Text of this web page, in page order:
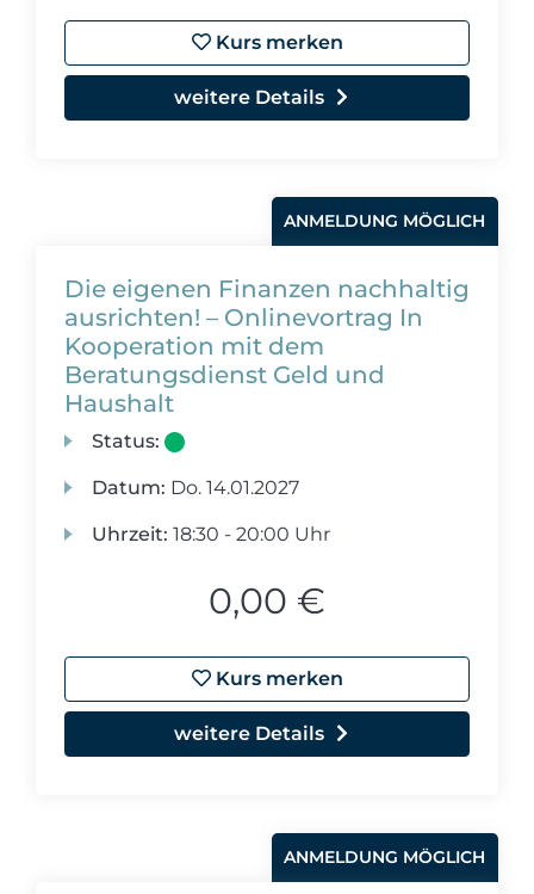
Kurs merken
weitere Details
ANMELDUNG MÖGLICH
Die eigenen Finanzen nachhaltig
ausrichten! – Onlinevortrag In
Kooperation mit dem
Beratungsdienst Geld und
Haushalt
Status:
Datum: Do. 14.01.2027
Uhrzeit: 18:30 - 20:00 Uhr
0,00 €
Kurs merken
weitere Details
ANMELDUNG MÖGLICH